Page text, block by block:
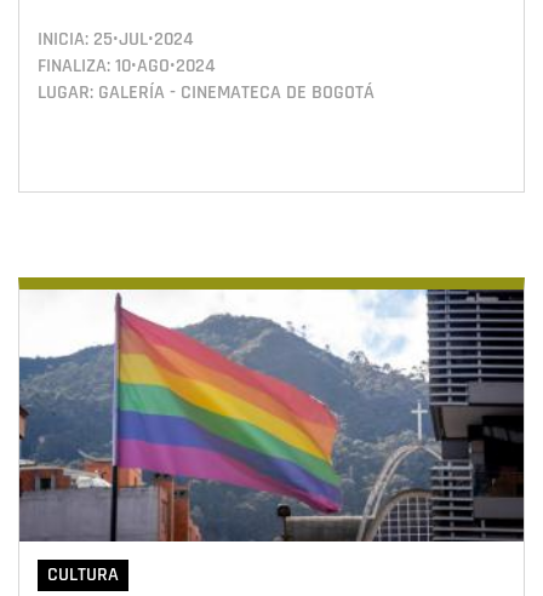
INICIA: 25•JUL•2024
FINALIZA:10•AGO•2024
LUGAR: GALERÍA - CINEMATECA DE BOGOTÁ
CULTURA